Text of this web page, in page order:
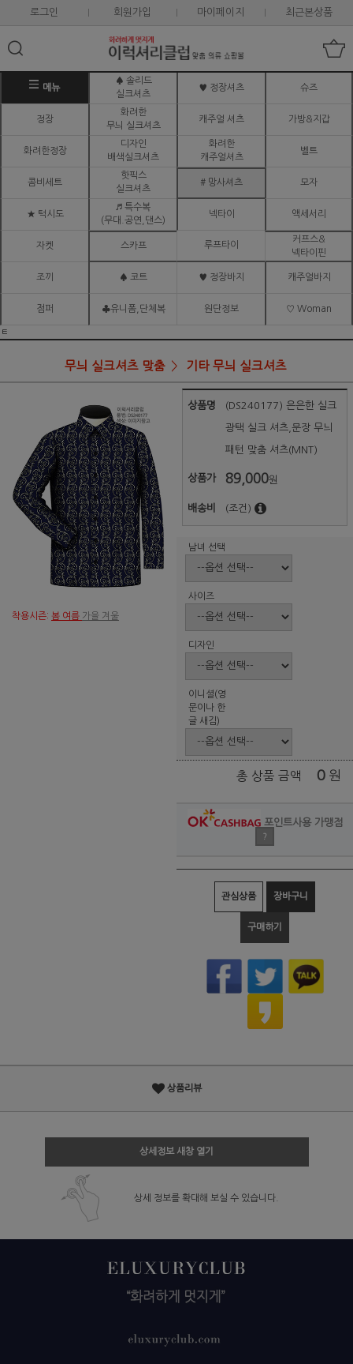
로그인 회원가입 마이페이지 최근본상품
메뉴
♠ 솔리드
실크셔츠
♥ 정장셔츠 슈즈
정장
화려한
무늬 실크셔츠
캐주얼 셔츠 가방&지갑
화려한정장
디자인
배색실크셔츠
화려한
캐주얼셔츠
벨트
콤비세트
핫픽스
실크셔츠
# 망사셔츠 모자
★ 턱시도
♬ 특수복
(무대.공연,댄스)
넥타이 액세서리
자켓 스카프 루프타이
커프스&
넥타이핀
조끼 ♠ 코트 ♥ 정장바지 캐주얼바지
점퍼 ♣유니폼,단체복 원단정보 ♡ Woman
ㅌ
무늬 실크셔츠 맞춤 기타 무늬 실크셔츠
착용시즌: 봄 여름 가을 겨울
상품명 (DS240177) 은은한 실크
광택 실크 셔츠,문장 무늬
패턴 맞춤 셔츠(MNT)
상품가 89,000원
배송비 (조건)
남녀 선택
사이즈
디자인
이니셜(영
문이나 한
글 새김)
총 상품 금액 0 원
포인트사용 가맹점
?
관심상품 장바구니
구매하기
상품리뷰
상세정보 새창 열기
상세 정보를 확대해 보실 수 있습니다.